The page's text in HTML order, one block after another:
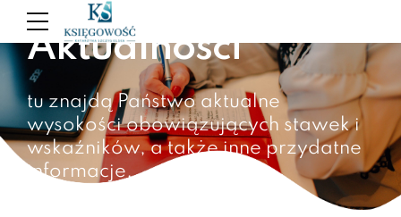
Aktualności
tu znajdą Państwo aktualne
wysokości obowiązujących stawek i
wskaźników, a także inne przydatne
informacje.